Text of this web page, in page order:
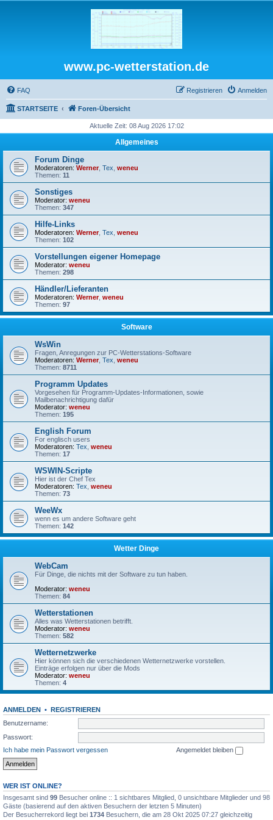
www.pc-wetterstation.de
FAQ Anmelden
Registrieren
STARTSEITE Foren-Übersicht
Aktuelle Zeit: 08 Aug 2026 17:02
Allgemeines
Forum Dinge
Moderatoren: Werner, Tex weneu
Themen: 11
Sonstiges
Moderator: weneu
Themen: 347
Hilfe-Links
Moderatoren: Werner, Tex weneu
Themen: 102
Vorstellungen eigener Homepage
Moderator: weneu
Themen: 298
Händler/Lieferanten
Moderatoren: Werner, weneu
Themen: 97
Software
WsWin
Fragen, Anregungen zur PC-Wetterstations-Software
Moderatoren: Werner, Tex weneu
Themen: 8711
Programm Updates
Vorgesehen für Programm-Updates-Informationen, sowie
Mailbenachrichtigung dafür
Moderator: weneu
Themen: 195
English Forum
For englisch users
Moderatoren: Tex weneu
Themen: 17
WSWIN-Scripte
Hier ist der Chef Tex
Moderatoren: Tex weneu
Themen: 73
WeeWx
wenn es um andere Software geht
Themen: 142
Wetter Dinge
WebCam
Für Dinge, die nichts mit der Software zu tun haben.
Moderator: weneu
Themen: 84
Wetterstationen
Alles was Wetterstationen betrifft.
Moderator: weneu
Themen: 582
Wetternetzwerke
Hier können sich die verschiedenen Wetternetzwerke vorstellen.
Einträge erfolgen nur über die Mods
Moderator: weneu
Themen: 4
ANMELDEN • REGISTRIEREN
Benutzername:
Passwort:
Ich habe mein Passwort vergessen
Angemeldet bleiben
WER IST ONLINE?
Insgesamt sind 99 Besucher online :: 1 sichtbares Mitglied, 0 unsichtbare Mitglieder und 98
Gäste (basierend auf den aktiven Besuchern der letzten 5 Minuten)
Der Besucherrekord liegt bei 1734 Besuchern, die am 28 Okt 2025 07:27 gleichzeitig